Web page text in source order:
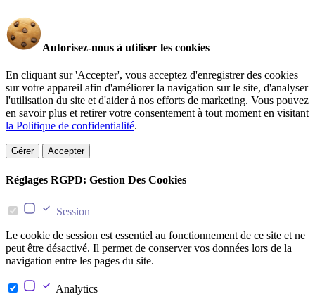
Autorisez-nous à utiliser les cookies
En cliquant sur 'Accepter', vous acceptez d'enregistrer des cookies
sur votre appareil afin d'améliorer la navigation sur le site, d'analyser
l'utilisation du site et d'aider à nos efforts de marketing. Vous pouvez
en savoir plus et retirer votre consentement à tout moment en visitant
la Politique de confidentialité.
Gérer Accepter
Réglages RGPD: Gestion Des Cookies
Session
Le cookie de session est essentiel au fonctionnement de ce site et ne
peut être désactivé. Il permet de conserver vos données lors de la
navigation entre les pages du site.
Analytics